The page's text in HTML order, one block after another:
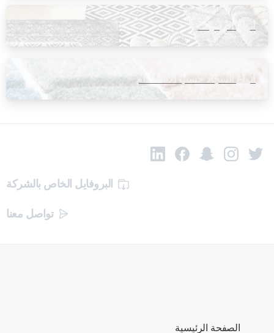
أنواع الأرضيات
أنواع السجاد حسب الاستخدام
البروفايل الخاص بالشركة
تواصل معنا
الصفحة الرئيسية